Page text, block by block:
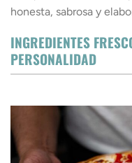
honesta, sabrosa y
INGREDIENTES
PERSONALIDAD